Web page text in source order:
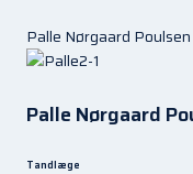
Palle Nørgaard Poulsen
Palle Nørgaard
Tandlæge